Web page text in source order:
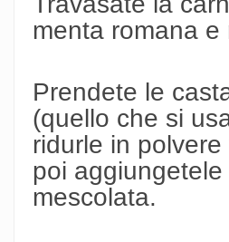
menta romana
Prendete le
(quello che si
ridurle in
poi
mescolata.